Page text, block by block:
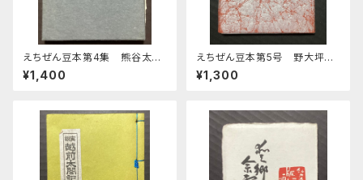
えちぜん豆本第4集 熊谷太三
郎歌集
¥1,400
えちぜん豆本第5号 野大坪万
歳 全
¥1,300